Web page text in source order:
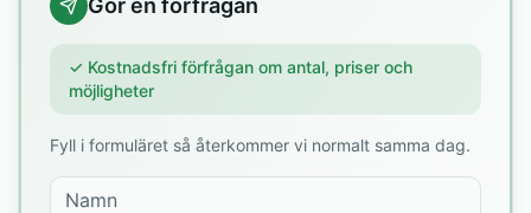
Gör en förfrågan
✓ Kostnadsfri förfrågan om antal, priser och
möjligheter
Fyll i formuläret så återkommer vi normalt samma dag.